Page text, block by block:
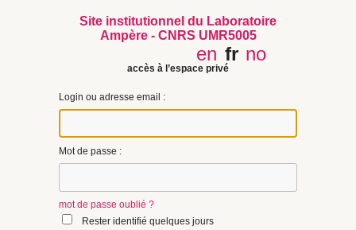
Site institutionnel du Laboratoire
Ampère - CNRS UMR5005
accès à l’espace privé
en fr no
Login ou adresse email :
Mot de passe :
mot de passe oublié ?
Rester identifié quelques jours